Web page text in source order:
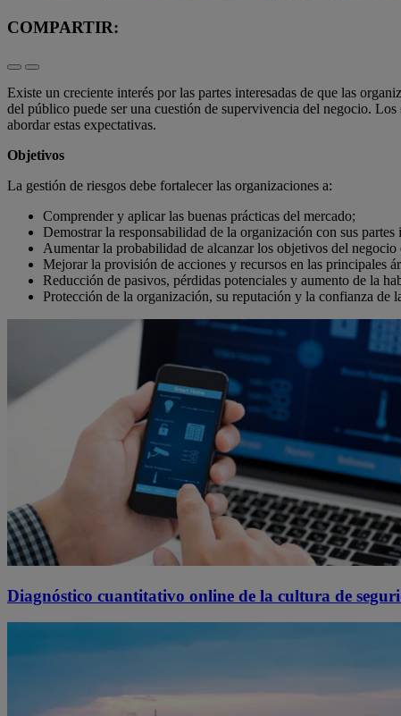
COMPARTIR:
Existe un creciente interés por las partes interesadas de que las
del público puede ser una cuestión de supervivencia del negocio.
abordar estas expectativas.
Objetivos
La gestión de riesgos debe fortalecer las organizaciones a:
Comprender y aplicar las buenas prácticas del mercado;
Demostrar la responsabilidad de la organización con sus
Aumentar la probabilidad de alcanzar los objetivos del
Mejorar la provisión de acciones y recursos en las principales
Reducción de pasivos, pérdidas potenciales y aumento de la
Protección de la organización, su reputación y la confianza de
Diagnóstico cuantitativo online de la cultura de